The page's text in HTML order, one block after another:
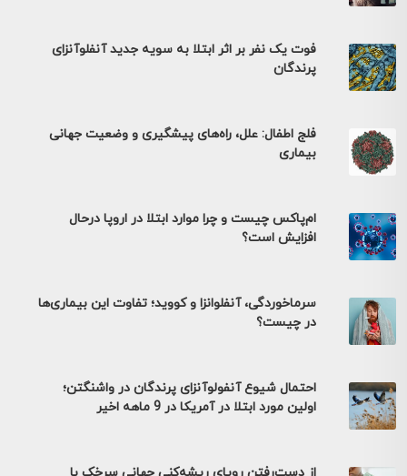
فوت یک نفر بر اثر ابتلا به سویه جدید آنفلوآنزای
پرندگان
فلج اطفال: علل، راه‌های پیشگیری و وضعیت جهانی
بیماری
ام‌پاکس چیست و چرا موارد ابتلا در اروپا درحال
افزایش است؟
سرماخوردگی، آنفلوانزا و کووید؛ تفاوت این بیماری‌ها
در چیست؟
احتمال شیوع آنفولوآنزای پرندگان در واشنگتن؛
اولین مورد ابتلا در آمریکا در 9 ماهه اخیر